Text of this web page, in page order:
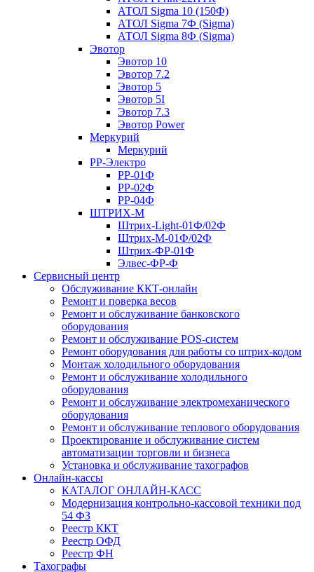
АТОЛ Sigma 10 (150Ф)
АТОЛ Sigma 7Ф (Sigma)
АТОЛ Sigma 8Ф (Sigma)
Эвотор
Эвотор 10
Эвотор 7.2
Эвотор 5
Эвотор 5I
Эвотор 7.3
Эвотор Power
Меркурий
Меркурий
РР-Электро
РР-01Ф
РР-02Ф
РР-04Ф
ШТРИХ-М
Штрих-Light-01Ф/02Ф
Штрих-М-01Ф/02Ф
Штрих-ФР-01Ф
Элвес-ФР-Ф
Сервисный центр
Обслуживание ККТ-онлайн
Ремонт и поверка весов
Ремонт и обслуживание банковского
оборудования
Ремонт и обслуживание POS-систем
Ремонт оборудования для работы со штрих-кодом
Монтаж холодильного оборудования
Ремонт и обслуживание холодильного
оборудования
Ремонт и обслуживание электромеханического
оборудования
Ремонт и обслуживание теплового оборудования
Проектирование и обслуживание систем
автоматизации торговли и бизнеса
Установка и обслуживание тахографов
Онлайн-кассы
КАТАЛОГ ОНЛАЙН-КАСС
Модернизация контрольно-кассовой техники под
54 ФЗ
Реестр ККТ
Реестр ОФД
Реестр ФН
Тахографы